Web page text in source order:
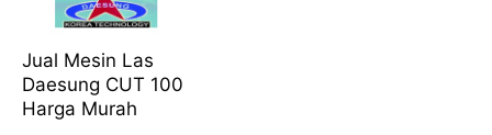
Jual Mesin Las
Daesung CUT 100
Harga Murah